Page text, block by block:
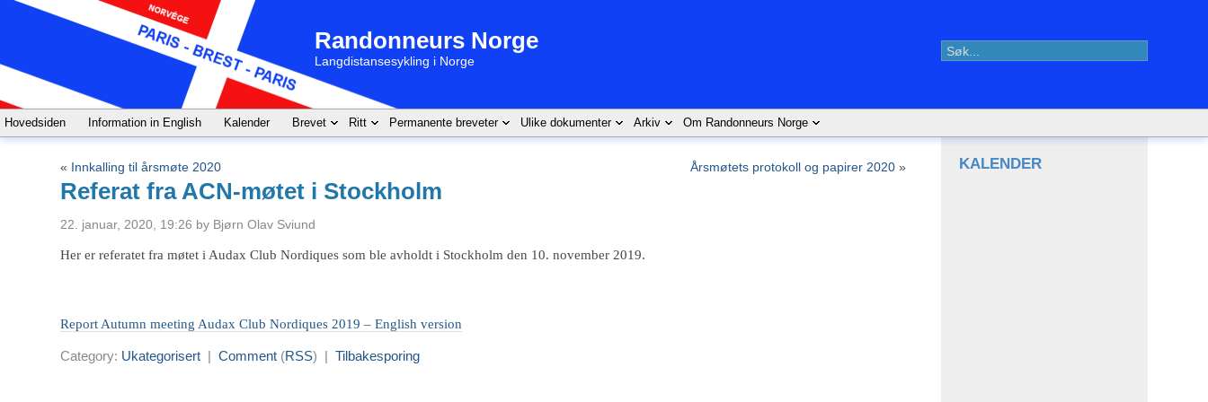
Randonneurs Norge
Langdistansesykling i Norge
Hovedsiden Information in English Kalender Brevet Ritt Permanente breveter Ulike dokumenter Arkiv Om Randonneurs Norge
« Innkalling til årsmøte 2020 Årsmøtets protokoll og papirer 2020»
Referat fra ACN-møtet i Stockholm
22. januar, 2020, 19:26 by Bjørn Olav Sviund
Her er referatet fra møtet i Audax Club Nordiques som ble avholdt i Stockholm den 10. november 2019.
Report Autumn meeting Audax Club Nordiques 2019 – English version
Category: Ukategorisert |Comment (RSS) |Tilbakesporing
KALENDER